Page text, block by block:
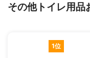
その他トイレ用品
1位